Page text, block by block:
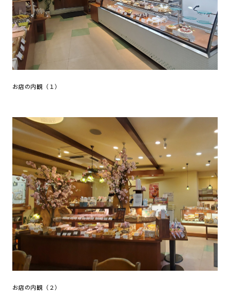
お店の内観（１）
お店の内観（２）